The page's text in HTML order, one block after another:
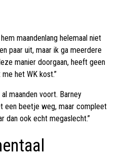
maandenlang helemaal niet
paar uit, maar ik ga meerdere
manier doorgaan, heeft geen
het WK kost.”
maanden voort. Barney
een beetje weg, maar compleet
dan ook echt megaslecht.”